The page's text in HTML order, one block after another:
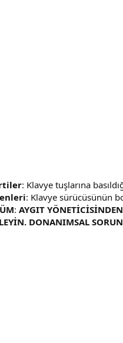
: Klavye tuşlarına
: Klavye sürücüsünün
: AYGIT
DONANIMSAL